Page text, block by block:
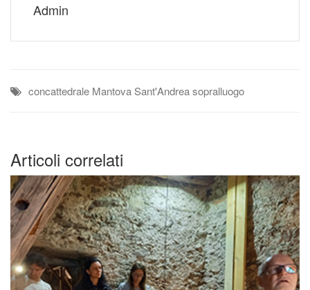
Admin
concattedrale Mantova Sant'Andreasopralluogo
Articoli correlati